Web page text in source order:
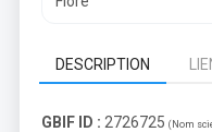
DESCRIPTION
GBIF ID : 2726725 (Nom